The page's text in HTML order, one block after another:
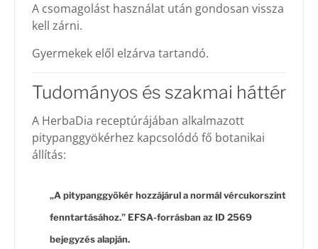
A csomagolást használat után gondosan vissza
kell zárni.
Gyermekek elől elzárva tartandó.
Tudományos és szakmai háttér
A HerbaDia receptúrájában alkalmazott
pitypanggyökérhez kapcsolódó fő botanikai
állítás:
„A pitypanggyökér hozzájárul a normál vércukorszint
fenntartásához.” EFSA-forrásban az ID 2569
bejegyzés alapján.